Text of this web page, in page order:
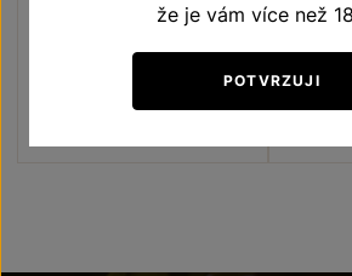
Hibernal
Terroir - toulky vinicemi
Šarže 3350
že je vám více než
POTVRZUJI